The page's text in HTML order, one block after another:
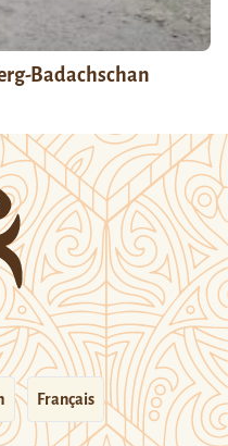
Badachschan
Français